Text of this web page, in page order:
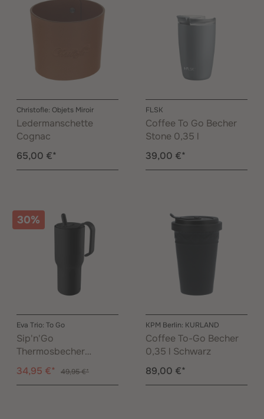
Christofle: Objets Miroir
Ledermanschette
Cognac
65,00 €*
FLSK
Coffee To Go Becher
Stone 0,35 l
39,00 €*
30%
Eva Trio: To Go
Sip'n'Go
Thermosbecher
Schwarz 0,90 l
34,95 €* 49,95 €*
KPM Berlin: KURLAND
Coffee To-Go Becher
0,35 l Schwarz
89,00 €*